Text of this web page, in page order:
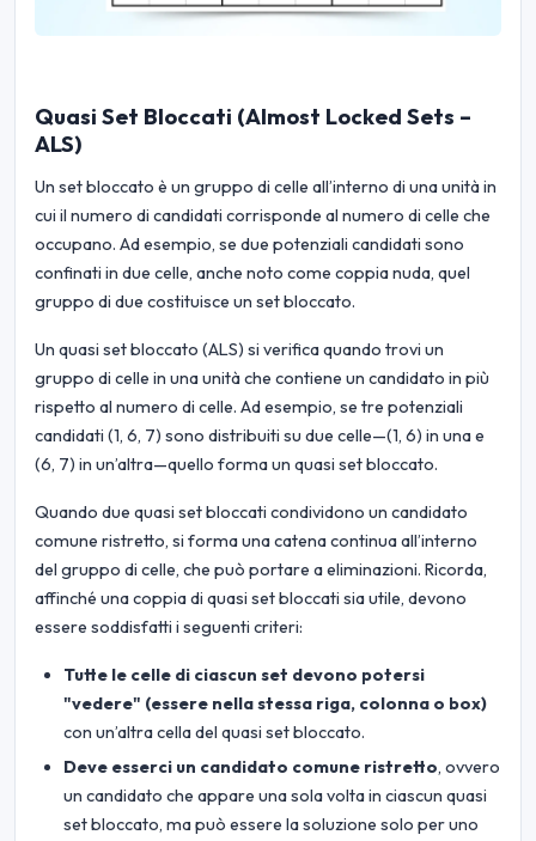
Quasi Set Bloccati (Almost Locked Sets –
ALS)
Un set bloccato è un gruppo di celle all’interno di una unità in
cui il numero di candidati corrisponde al numero di celle che
occupano. Ad esempio, se due potenziali candidati sono
confinati in due celle, anche noto come coppia nuda, quel
gruppo di due costituisce un set bloccato.
Un quasi set bloccato (ALS) si verifica quando trovi un
gruppo di celle in una unità che contiene un candidato in più
rispetto al numero di celle. Ad esempio, se tre potenziali
candidati (1, 6, 7) sono distribuiti su due celle—(1, 6) in una e
(6, 7) in un’altra—quello forma un quasi set bloccato.
Quando due quasi set bloccati condividono un candidato
comune ristretto, si forma una catena continua all’interno
del gruppo di celle, che può portare a eliminazioni. Ricorda,
affinché una coppia di quasi set bloccati sia utile, devono
essere soddisfatti i seguenti criteri:
Tutte le celle di ciascun set devono potersi
"vedere" (essere nella stessa riga, colonna o box)
con un’altra cella del quasi set bloccato.
Deve esserci un candidato comune ristretto, ovvero
un candidato che appare una sola volta in ciascun quasi
set bloccato, ma può essere la soluzione solo per uno